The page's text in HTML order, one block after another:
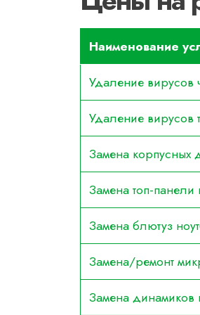
Наименование
Удаление вирусов
Удаление вирусов
Замена корпусных
Замена топ-панели
Замена блютуз
Замена/ремонт
Замена динамиков